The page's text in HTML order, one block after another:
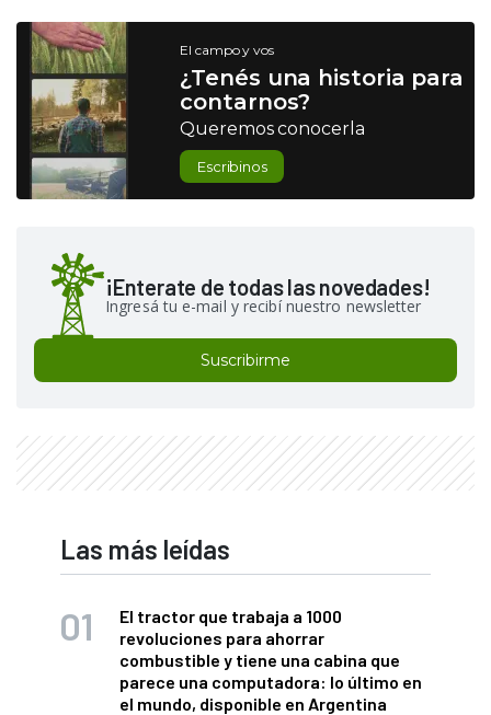
El campo y vos
¿Tenés una historia para
contarnos?
Queremos conocerla
Escribinos
¡Enterate de todas las novedades!
Ingresá tu e-mail y recibí nuestro newsletter
Suscribirme
Las más leídas
El tractor que trabaja a 1000
revoluciones para ahorrar
combustible y tiene una cabina que
parece una computadora: lo último en
el mundo, disponible en Argentina